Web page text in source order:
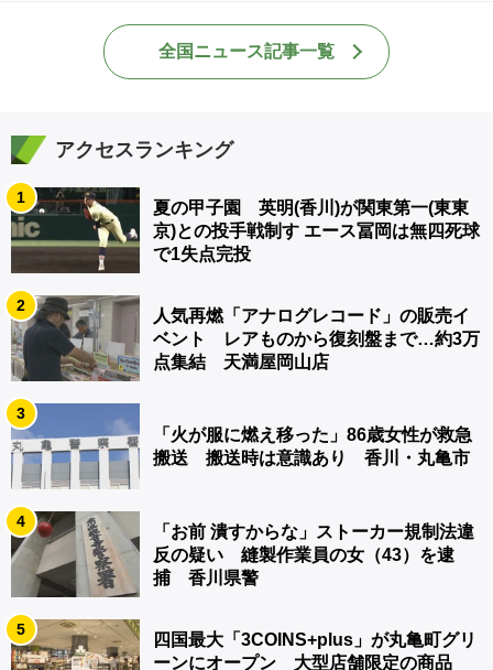
全国ニュース記事一覧
アクセスランキング
1
夏の甲子園 英明(香川)が関東第一(東東
京)との投手戦制す エース冨岡は無四死球
で1失点完投
2
人気再燃「アナログレコード」の販売イ
ベント レアものから復刻盤まで…約3万
点集結 天満屋岡山店
3
「火が服に燃え移った」86歳女性が救急
搬送 搬送時は意識あり 香川・丸亀市
4
「お前 潰すからな」ストーカー規制法違
反の疑い 縫製作業員の女（43）を逮
捕 香川県警
5
四国最大「3COINS+plus」が丸亀町グリ
ーンにオープン 大型店舗限定の商品